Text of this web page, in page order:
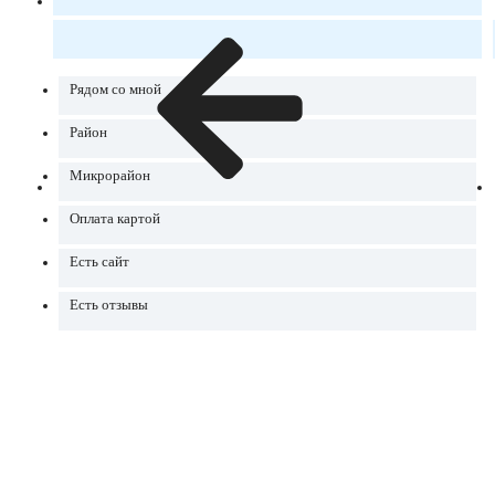
Рядом со мной
Район
Микрорайон
Оплата картой
Есть сайт
Есть отзывы